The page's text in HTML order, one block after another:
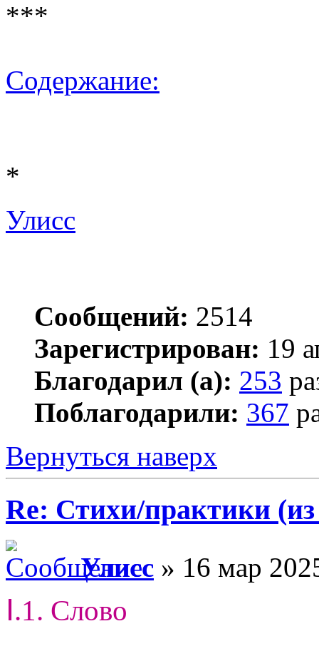
***
Содержание:
*
Улисс
Сообщений: 2514
Зарегистрирован: 19
Благодарил (а): 253
Поблагодарили: 367
Вернуться наверх
Re: Стихи/практики
Улисс » 16 мар
Ⅰ.1. Слово